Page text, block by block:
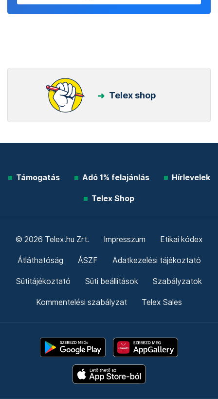
Telex shop
Támogatás Adó 1% felajánlás Hírlevelek
Telex Shop
© 2026 Telex.hu Zrt. Impresszum Etikai kódex
Átláthatóság ÁSZF Adatkezelési tájékoztató
Sütitájékoztató Süti beállítások Szabályzatok
Kommentelési szabályzat Telex Sales